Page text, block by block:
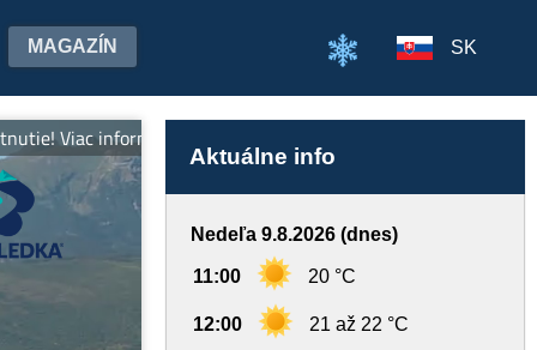
MAGAZÍN SK
informácií na www.bachledka.sk
Aktuálne info
Nedeľa 9.8.2026 (dnes)
11:00 20 °C
12:00 21 až 22 °C